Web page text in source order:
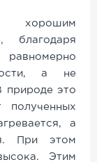
хорошим
благодаря
а не
природе это
а
При этом
Этим